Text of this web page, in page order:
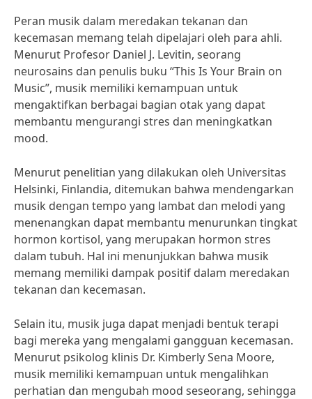
Peran musik dalam meredakan tekanan dan
kecemasan memang telah dipelajari oleh para ahli.
Menurut Profesor Daniel J. Levitin, seorang
neurosains dan penulis buku “This Is Your Brain on
Music”, musik memiliki kemampuan untuk
mengaktifkan berbagai bagian otak yang dapat
membantu mengurangi stres dan meningkatkan
mood.
Menurut penelitian yang dilakukan oleh Universitas
Helsinki, Finlandia, ditemukan bahwa mendengarkan
musik dengan tempo yang lambat dan melodi yang
menenangkan dapat membantu menurunkan tingkat
hormon kortisol, yang merupakan hormon stres
dalam tubuh. Hal ini menunjukkan bahwa musik
memang memiliki dampak positif dalam meredakan
tekanan dan kecemasan.
Selain itu, musik juga dapat menjadi bentuk terapi
bagi mereka yang mengalami gangguan kecemasan.
Menurut psikolog klinis Dr. Kimberly Sena Moore,
musik memiliki kemampuan untuk mengalihkan
perhatian dan mengubah mood seseorang, sehingga